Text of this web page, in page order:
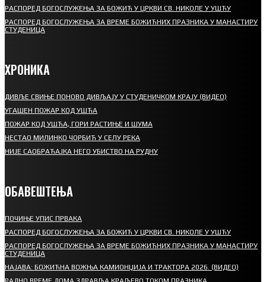
РАСПОРЕД БОГОСЛУЖЕЊА ЗА БОЖИЋ У ЦРКВИ СВ. НИКОЛЕ У УШЋУ
РАСПОРЕД БОГОСЛУЖЕЊА ЗА ВРЕМЕ БОЖИЋНИХ ПРАЗНИКА У МАНАСТИРУ
СТУДЕНИЦА
ХРОНИКА
ДИВЉЕ СВИЊЕ ПОНОВО ДИВЉАЈУ У СТУДЕНИЧКОМ КРАЈУ (ВИДЕО)
УГАШЕН ПОЖАР КОД УШЋА
ПОЖАР КОД УШЋА, ГОРИ РАСТИЊЕ И ШУМА
НЕСТАО МИЛИНКО ЧОРБИЋ У СЕЛУ РЕКА
НИЈЕ САОБРАЋАЈКА НЕГО УБИСТВО НА РУДНУ
ОБАВЕШТЕЊА
ПОЧИЊЕ УПИС ПРВАКА
РАСПОРЕД БОГОСЛУЖЕЊА ЗА БОЖИЋ У ЦРКВИ СВ. НИКОЛЕ У УШЋУ
РАСПОРЕД БОГОСЛУЖЕЊА ЗА ВРЕМЕ БОЖИЋНИХ ПРАЗНИКА У МАНАСТИРУ
СТУДЕНИЦА
НАЈАВА: БОЖИЋНА ВОЖЊА КАМИОНЏИЈА И ТРАКТОРА 2026. (ВИДЕО)